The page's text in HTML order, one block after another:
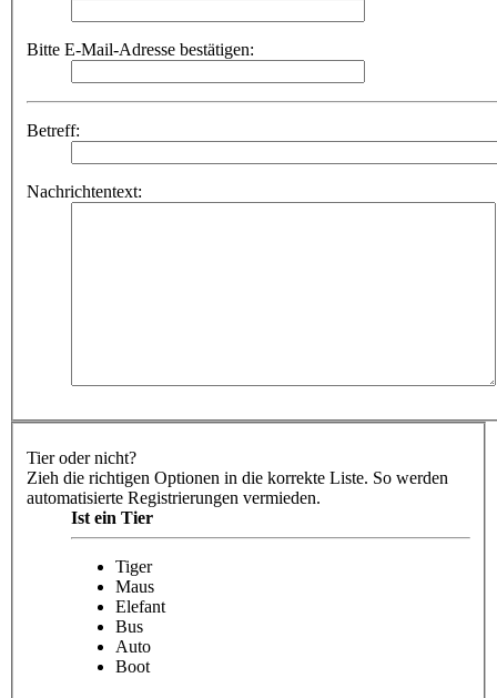
Bitte E-Mail-Adresse bestätigen:
Betreff:
Nachrichtentext:
Tier oder nicht?
Zieh die richtigen Optionen in die korrekte Liste. So werden
automatisierte Registrierungen vermieden.
Ist ein Tier
Tiger
Maus
Elefant
Bus
Auto
Boot